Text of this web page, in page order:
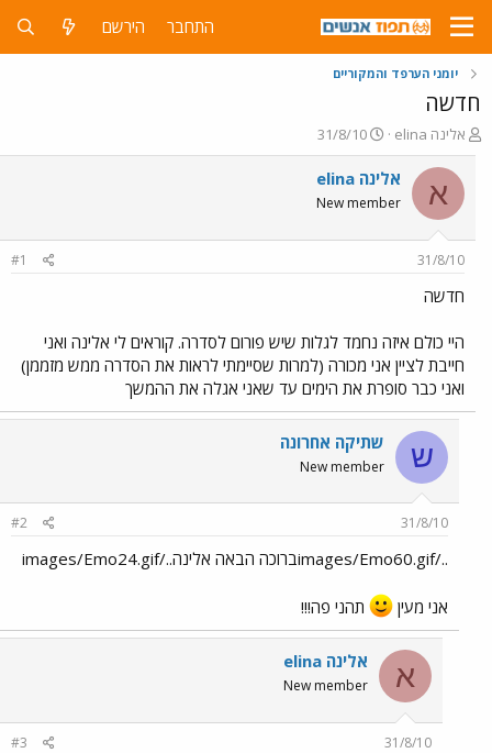
התחבר הירשם
יומני הערפד והמקוריים
חדשה
פ
ו
ת
ח
ה
ו
ש
א
אלינה elina
פ
ו
ר
ם
31/8/10
א אלינה elina
New member
31/8/10
#1
חדשה
היי כולם איזה נחמד לגלות שיש פורום לסדרה. קוראים לי אלינה ואני
חייבת לציין אני מכורה (למרות שסיימתי לראות את הסדרה ממש מזממן)
ואני כבר סופרת את הימים עד שאני אגלה את ההמשך
ש שתיקה אחרונה
New member
31/8/10
#2
../images/Emo60.gifברוכה הבאה אלינה../images/Emo24.gif
אני מעין תהני פה!!!
א אלינה elina
New member
31/8/10
#3